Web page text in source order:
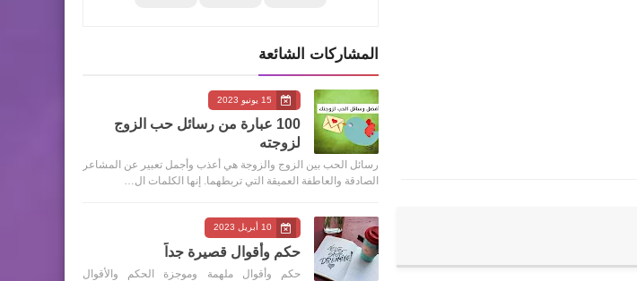
المشاركات الشائعة
15 يونيو 2023
100 عبارة من رسائل حب الزوج
لزوجته
رسائل الحب بين الزوج والزوجة هي أعذب وأجمل تعبير عن المشاعر
الصادقة والعاطفة العميقة التي تربطهما. إنها الكلمات ال…
10 أبريل 2023
حكم وأقوال قصيرة جداً
حكم وأقوال ملهمة وموجزة الحكم والأقوال